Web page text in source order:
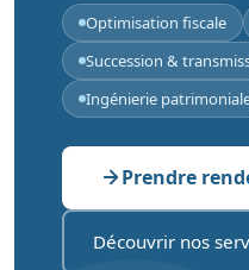
Optimisation fiscale
Succession &
Ingénierie
Prendre
Découvrir nos